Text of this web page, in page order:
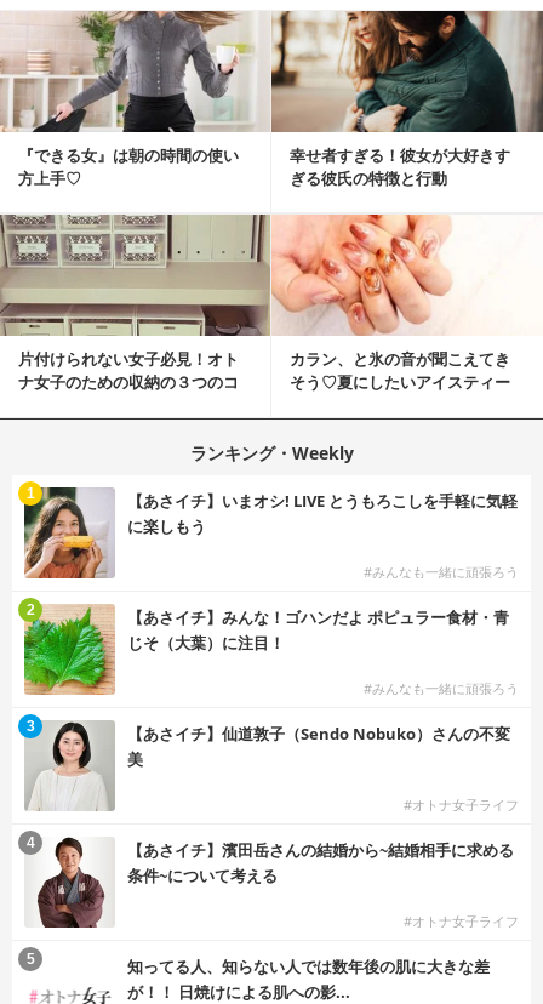
『できる女』は朝の時間の使い
方上手♡
幸せ者すぎる！彼女が大好きす
ぎる彼氏の特徴と行動
片付けられない女子必見！オト
ナ女子のための収納の３つのコ
カラン、と氷の音が聞こえてき
そう♡夏にしたいアイスティー
ランキング・Weekly
【あさイチ】いまオシ! LIVE とうもろこしを手軽に気軽
に楽しもう
#みんなも一緒に頑張ろう
1
【あさイチ】みんな！ゴハンだよ ポピュラー食材・青
じそ（大葉）に注目！
#みんなも一緒に頑張ろう
2
【あさイチ】仙道敦子（Sendo Nobuko）さんの不変
美
#オトナ女子ライフ
3
【あさイチ】濱田岳さんの結婚から~結婚相手に求める
条件~について考える
#オトナ女子ライフ
4
知ってる人、知らない人では数年後の肌に大きな差
が！！ 日焼けによる肌への影...
5